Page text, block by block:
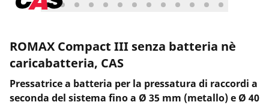
ROMAX Compact III senza batteria nè
caricabatteria, CAS
Pressatrice a batteria per la pressatura di raccordi a
seconda del sistema fino a Ø 35 mm (metallo) e Ø 40